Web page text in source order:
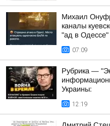
Михаил
каналы
"ад в Одессе"
07:09
Рубрика —
Украины:
12:19